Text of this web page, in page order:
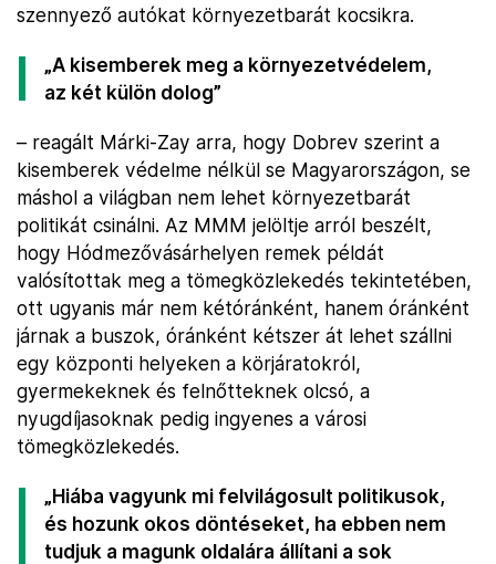
szennyező autókat környezetbarát kocsikra.
„A kisemberek meg a környezetvédelem,
az két külön dolog”
– reagált Márki-Zay arra, hogy Dobrev szerint a
kisemberek védelme nélkül se Magyarországon, se
máshol a világban nem lehet környezetbarát
politikát csinálni. Az MMM jelöltje arról beszélt,
hogy Hódmezővásárhelyen remek példát
valósítottak meg a tömegközlekedés tekintetében,
ott ugyanis már nem kétóránként, hanem óránként
járnak a buszok, óránként kétszer át lehet szállni
egy központi helyeken a körjáratokról,
gyermekeknek és felnőtteknek olcsó, a
nyugdíjasoknak pedig ingyenes a városi
tömegközlekedés.
„Hiába vagyunk mi felvilágosult politikusok,
és hozunk okos döntéseket, ha ebben nem
tudjuk a magunk oldalára állítani a sok